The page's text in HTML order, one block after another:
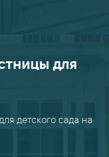
для
детского сада на